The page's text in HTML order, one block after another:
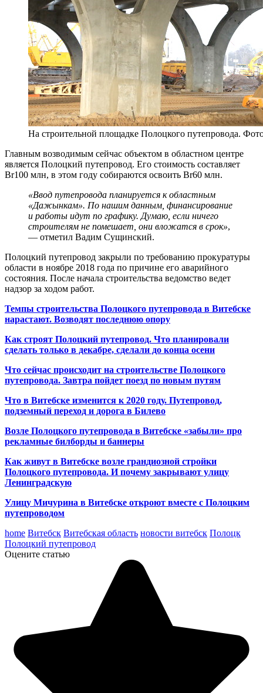
На строительной площадке Полоцкого путепровода.
Главным возводимым сейчас объектом в областном центре
является Полоцкий путепровод. Его стоимость составляет
Br100 млн, в этом году собираются освоить Br60 млн.
«Ввод путепровода планируется к областным
«Дажынкам». По нашим данным, финансирование
и работы идут по графику. Думаю, если ничего
строителям не помешает, они вложатся в срок»,
— отметил Вадим Сущинский.
Полоцкий путепровод закрыли по требованию прокуратуры
области в ноябре 2018 года по причине его аварийного
состояния. После начала строительства ведомство ведет
надзор за ходом работ.
Темпы строительства Полоцкого путепровода в Витебске
нарастают. Возводят последнюю опору
Как строят Полоцкий путепровод. Что планировали
сделать только в декабре, сделали до конца осени
Что сейчас происходит на строительстве Полоцкого
путепровода. Завтра пойдет поезд по новым путям
Что в Витебске изменится к 2020 году. Путепровод,
подземный переход и дорога в Билево
Возле Полоцкого путепровода в Витебске «забыли» про
рекламные билборды и баннеры
Как живут в Витебске возле грандиозной стройки
Полоцкого путепровода. И почему закрывают улицу
Ленинградскую
Улицу Мичурина в Витебске откроют вместе с Полоцким
путепроводом
home Витебск Витебская область новости витебск Полоцк
Полоцкий путепровод
Оцените статью